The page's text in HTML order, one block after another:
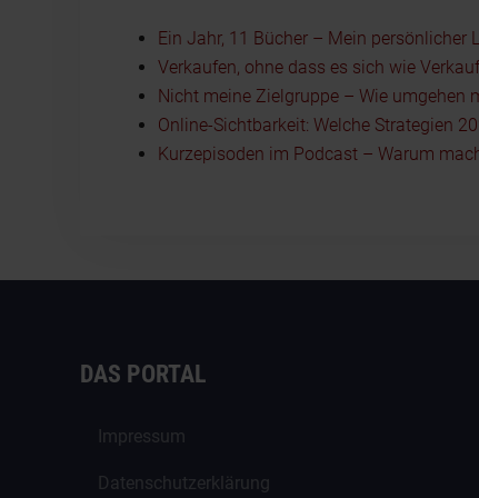
Ein Jahr, 11 Bücher – Mein persönlicher
Verkaufen, ohne dass es sich wie
Nicht meine Zielgruppe – Wie umgehen
Online-Sichtbarkeit: Welche Strategien
Kurzepisoden im Podcast – Warum
DAS PORTAL
Impressum
Datenschutzerklärung